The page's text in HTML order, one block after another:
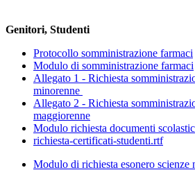
Genitori, Studenti
Protocollo somministrazione farmaci
Modulo di somministrazione farmaci
Allegato 1 - Richiesta
minorenne
Allegato 2 - Richiesta
maggiorenne
Modulo richiesta documenti
richiesta-certificati-studenti.rtf
Modulo di richiesta esonero scienze